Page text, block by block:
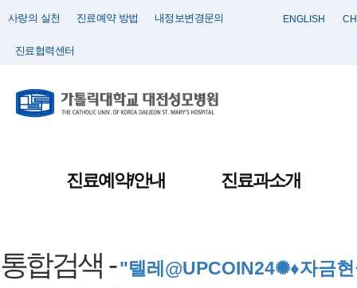
사랑의 실천 진료예약 방법 내정보변경문의
진료협력센터
ENGLISH
진료예약/안내 진료과소개
통합검색 - "텔레@UPCOIN24✺♦자금